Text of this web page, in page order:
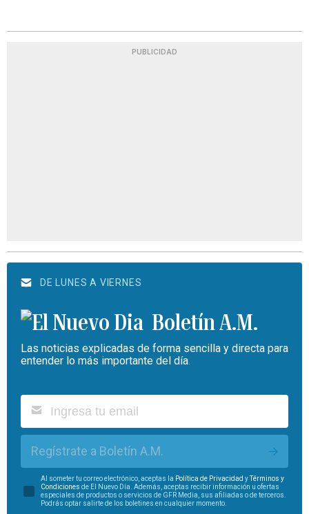
PUBLICIDAD
DE LUNES A VIERNES
Boletín A.M.
Las noticias explicadas de forma sencilla y directa para
entender lo más importante del día.
Regístrate a Boletín A.M.
Al someter tu correo electrónico, aceptas la Política de Privacidad yTérminos y
Condiciones de El Nuevo Día. Además, aceptas recibir información u ofertas
especiales de productos o servicios de GFR Media, sus afiliadas o de terceros.
Podrás optar salirte de los boletines en cualquier momento.